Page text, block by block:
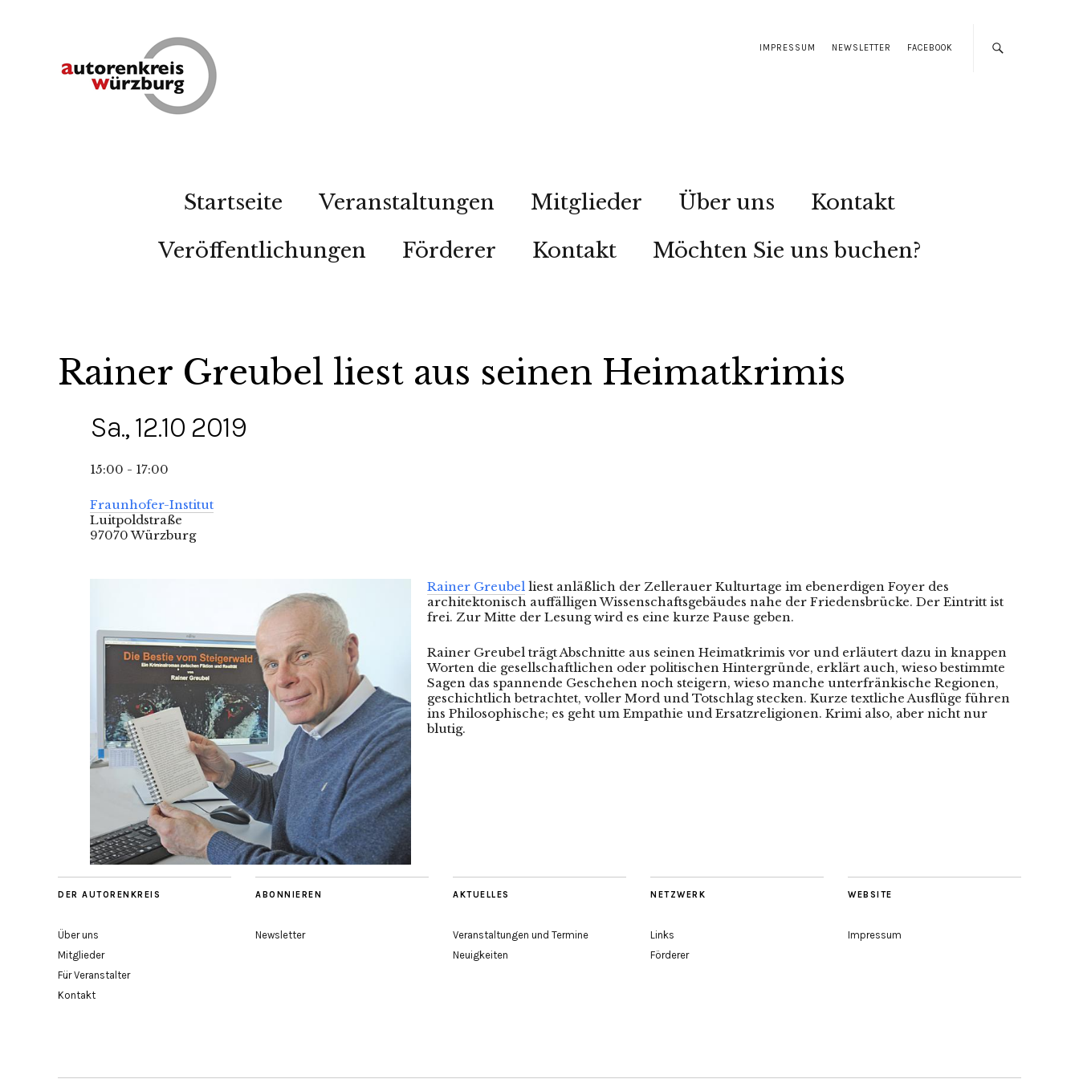
IMPRESSUM NEWSLETTER FACEBOOK
Startseite Veranstaltungen Mitglieder Über uns
Kontakt
Veröffentlichungen
Förderer Kontakt Möchten Sie uns buchen?
Rainer Greubel liest aus seinen Heimatkrimis
Sa., 12.10 2019
15:00 - 17:00
Fraunhofer-Institut
Luitpoldstraße
97070 Würzburg
Rainer Greubel liest anläßlich der Zellerauer Kulturtage im ebenerdigen Foyer des
architektonisch auffälligen Wissenschaftsgebäudes nahe der Friedensbrücke. Der Eintritt ist
frei. Zur Mitte der Lesung wird es eine kurze Pause geben.
Rainer Greubel trägt Abschnitte aus seinen Heimatkrimis vor und erläutert dazu in knappen
Worten die gesellschaftlichen oder politischen Hintergründe, erklärt auch, wieso bestimmte
Sagen das spannende Geschehen noch steigern, wieso manche unterfränkische Regionen,
geschichtlich betrachtet, voller Mord und Totschlag stecken. Kurze textliche Ausflüge führen
ins Philosophische; es geht um Empathie und Ersatzreligionen. Krimi also, aber nicht nur
blutig.
DER AUTORENKREIS
Über uns
Mitglieder
Für Veranstalter
Kontakt
ABONNIEREN
Newsletter
AKTUELLES
Veranstaltungen und Termine
Neuigkeiten
NETZWERK
Links
Förderer
WEBSITE
Impressum